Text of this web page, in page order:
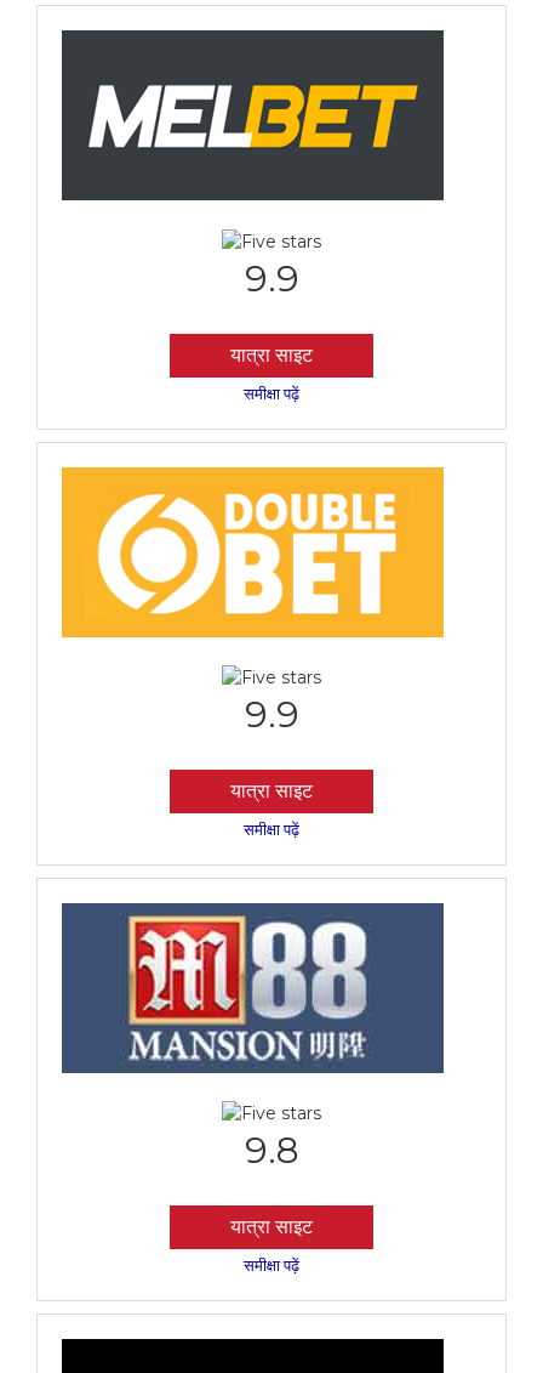
9.9
यात्रा साइट
समीक्षा पढ़ें
9.9
यात्रा साइट
समीक्षा पढ़ें
9.8
यात्रा साइट
समीक्षा पढ़ें